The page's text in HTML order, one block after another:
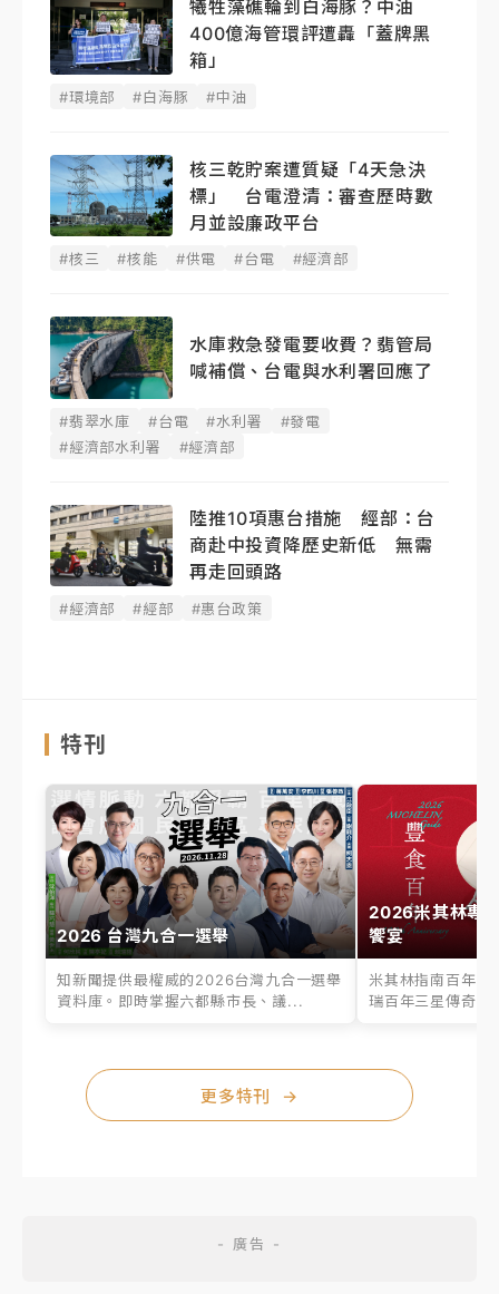
犧牲藻礁輪到白海豚？中油
400億海管環評遭轟「蓋牌黑
箱」
#環境部 #白海豚 #中油
核三乾貯案遭質疑「4天急決
標」 台電澄清：審查歷時數
月並設廉政平台
#核三 #核能 #供電 #台電 #經濟部
水庫救急發電要收費？翡管局
喊補償、台電與水利署回應了
#翡翠水庫 #台電 #水利署
#發電
#經濟部水利署
#經濟部
陸推10項惠台措施 經部：台
商赴中投資降歷史新低 無需
再走回頭路
#經濟部 #經部 #惠台政策
特刊
2026 台灣九合一選舉
知新聞提供最權威的2026台灣九合一選舉
資料庫。即時掌握六都縣市長、議...
2026米其林專
饗宴
米其林指南百年之
瑞百年三星傳奇、
更多特刊 →